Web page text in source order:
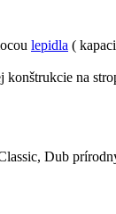
lepidla (
konštrukcie na
, Dub